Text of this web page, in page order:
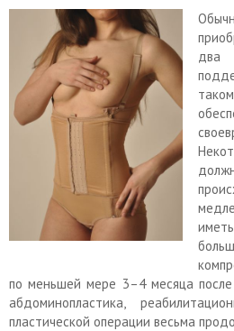
по меньшей мере 3–4 месяца
абдоминопластика,
пластической операции весьма